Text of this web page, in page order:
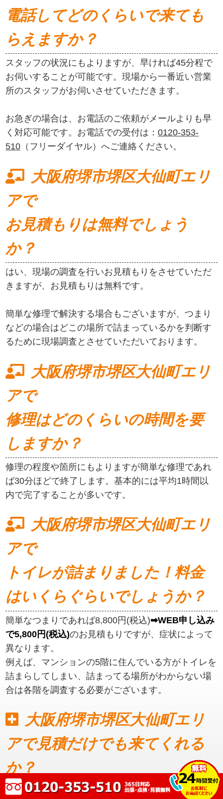
電話してどのくらいで来ても
らえますか？
スタッフの状況にもよりますが、早ければ45分程で
お伺いすることが可能です。現場から一番近い営業
所のスタッフがお伺いさせていただきます。
お急ぎの場合は、お電話のご依頼がメールよりも早
く対応可能です。お電話での受付は：0120-353-
510 （フリーダイヤル）へご連絡ください。
大阪府堺市堺区大仙町エリ
アで
お見積もりは無料でしょう
か？
はい、現場の調査を行いお見積もりをさせていただ
きますが、お見積もりは無料です。
簡単な修理で解決する場合もございますが、つまり
などの場合はどこの場所で詰まっているかを判断す
るために現場調査とさせていただいております。
大阪府堺市堺区大仙町エリ
アで
修理はどのくらいの時間を要
しますか？
修理の程度や箇所にもよりますが簡単な修理であれ
ば30分ほどで終了します。基本的には平均1時間以
内で完了することが多いです。
大阪府堺市堺区大仙町エリ
アで
トイレが詰まりました！料金
はいくらぐらいでしょうか？
簡単なつまりであれば8,800円(税込)➡WEB申し込み
で5,800円(税込)のお見積もりですが、症状によって
異なります。
例えば、マンションの5階に住んでいる方がトイレを
詰まらしてしまい、詰まってる場所がわからない場
合は各階を調査する必要がございます。
大阪府堺市堺区大仙町エリ
アで見積だけでも来てくれる
か？
見積もりだけでも可能です。